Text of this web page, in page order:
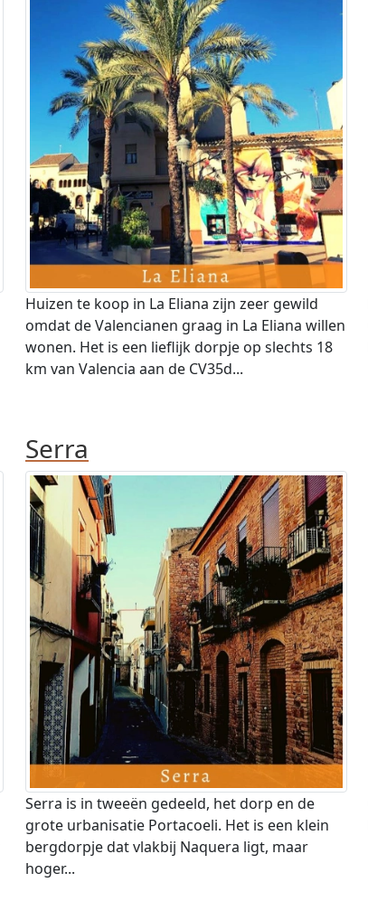
Huizen te koop in La Eliana zijn zeer gewild
omdat de Valencianen graag in La Eliana willen
wonen. Het is een lieflijk dorpje op slechts 18
km van Valencia aan de CV35d...
Serra
Serra is in tweeën gedeeld, het dorp en de
grote urbanisatie Portacoeli. Het is een klein
bergdorpje dat vlakbij Naquera ligt, maar
hoger...